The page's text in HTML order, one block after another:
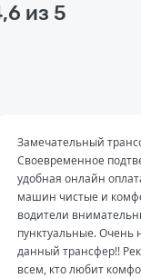
из 5
Замечательный
Своевременное
удобная онлайн
машин чистые и
водители
пунктуальные. Очень
данный трансфер!!
всем, кто любит